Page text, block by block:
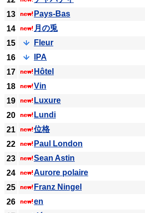
13
Pays-Bas
14
月の兎
15
Fleur
16
IPA
17
Hôtel
18
Vin
19
Luxure
20
Lundi
21
位格
22
Paul London
23
Sean Astin
24
Aurore polaire
25
Franz Ningel
26
en